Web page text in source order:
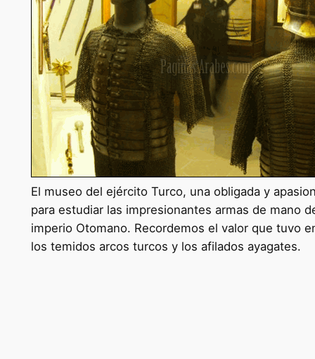
El museo del ejército Turco, una obligada y
para estudiar las impresionantes armas de mano
imperio Otomano. Recordemos el valor que tuvo
los temidos arcos turcos y los afilados ayagates.